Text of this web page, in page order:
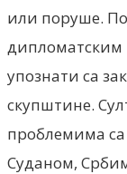
или поруше.
дипломатским
упознати са
скупштине.
проблемима
Суданом,